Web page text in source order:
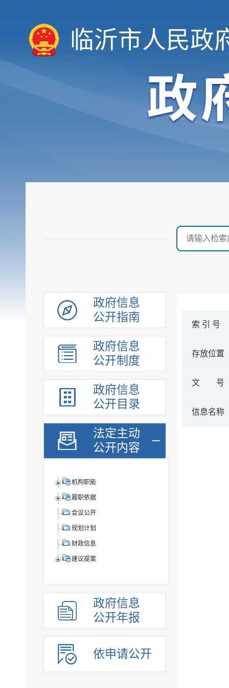
临沂市人民政
政府信息
公开指南
政府信息
公开制度
政府信息
公开目录
法定主动
公开内容
机构职能
履职依据
会议公开
规划计划
财政信息
建议提案
政府信息
公开年报
依申请公开
索 引 号
存放位置
文 号
信息名称